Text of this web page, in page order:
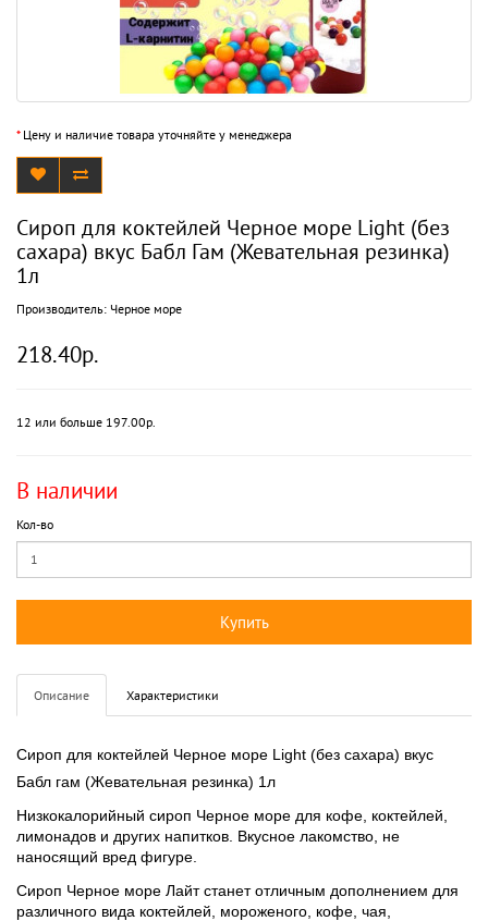
*Цену и наличие товара уточняйте у менеджера
Сироп для коктейлей Черное море Light (без
сахара) вкус Бабл Гам (Жевательная резинка)
1л
Производитель: Черное море
218.40р.
12 или больше 197.00р.
В наличии
Кол-во
Купить
Описание Характеристики
Сироп для коктейлей Черное море Light (без сахара) вкус
Бабл гам (Жевательная резинка) 1л
Низкокалорийный сироп Черное море для кофе, коктейлей,
лимонадов и других напитков. Вкусное лакомство, не
наносящий вред фигуре.
Сироп Черное море Лайт станет отличным дополнением для
различного вида коктейлей, мороженого, кофе, чая,